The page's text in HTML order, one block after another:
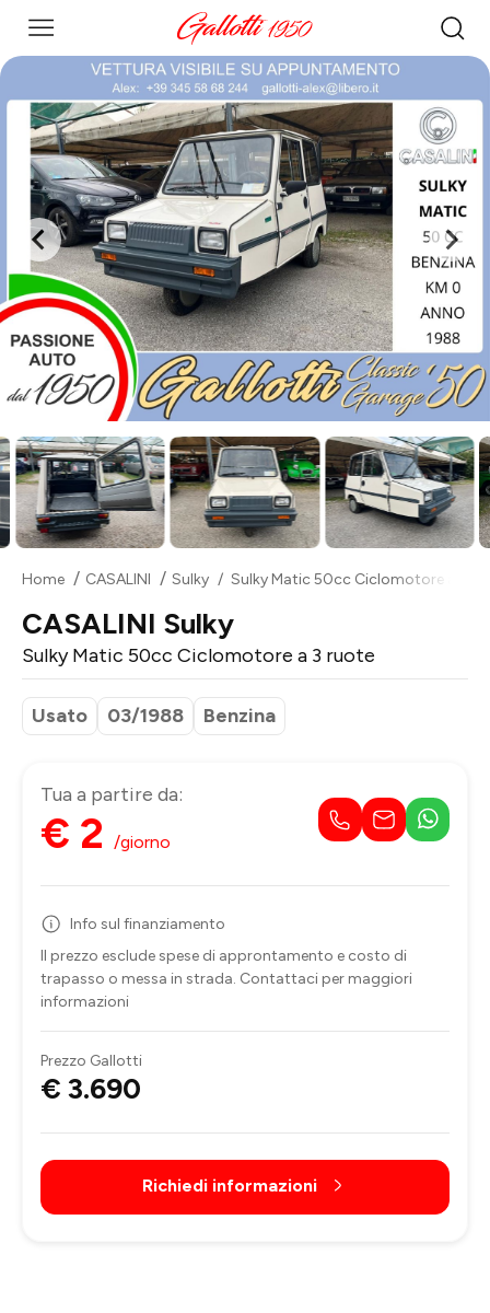
Home CASALINI Sulky Sulky Matic 50cc Ciclomotore a 3
CASALINI Sulky
Sulky Matic 50cc Ciclomotore a 3 ruote
Usato 03/1988 Benzina
Tua a partire da:
€ 2 /giorno
Info sul finanziamento
Il prezzo esclude spese di approntamento e costo di
trapasso o messa in strada. Contattaci per maggiori
informazioni
Prezzo Gallotti
€ 3.690
Richiedi informazioni